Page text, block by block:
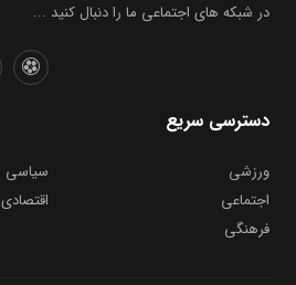
در شبکه های اجتماعی ما را دنبال کنید ...
دسترسی سریع
ورزشی
سیاسی
اجتماعی
اقتصادی
فرهنگی